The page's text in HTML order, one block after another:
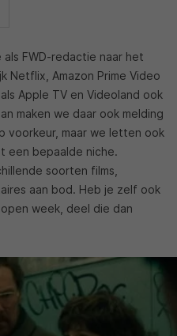
als FWD-redactie naar het
Netflix, Amazon Prime Video
Apple TV en Videoland ook
maken we daar ook melding
voorkeur, maar we letten ook
een bepaalde niche.
soorten films,
aan bod. Heb je zelf ook
week, deel die dan